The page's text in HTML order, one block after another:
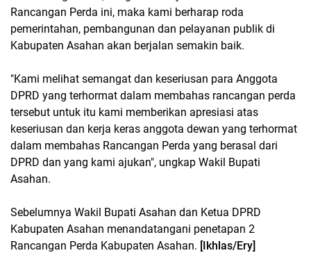
Rancangan Perda ini, maka kami berharap roda
pemerintahan, pembangunan dan pelayanan publik di
Kabupaten Asahan akan berjalan semakin baik.
"Kami melihat semangat dan keseriusan para Anggota
DPRD yang terhormat dalam membahas rancangan perda
tersebut untuk itu kami memberikan apresiasi atas
keseriusan dan kerja keras anggota dewan yang terhormat
dalam membahas Rancangan Perda yang berasal dari
DPRD dan yang kami ajukan", ungkap Wakil Bupati
Asahan.
Sebelumnya Wakil Bupati Asahan dan Ketua DPRD
Kabupaten Asahan menandatangani penetapan 2
Rancangan Perda Kabupaten Asahan. [Ikhlas/Ery]